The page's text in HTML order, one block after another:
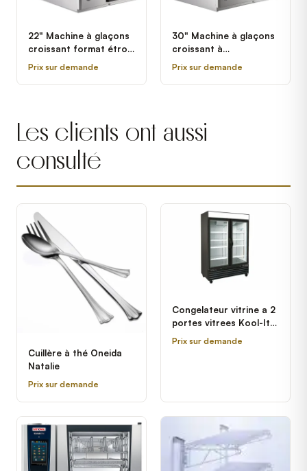
22" Machine à glaçons
croissant format étroit
à refroidissement par
520MAJ - 556 lb.
Prix sur demande
30" Machine à glaçons
croissant à
refroidissement par air
- 950 lb.
Prix sur demande
Les clients ont aussi
consulté
Cuillère à thé Oneida
Natalie
Prix sur demande
Congelateur vitrine a 2
portes vitrees Kool-It
KGF-48
Prix sur demande